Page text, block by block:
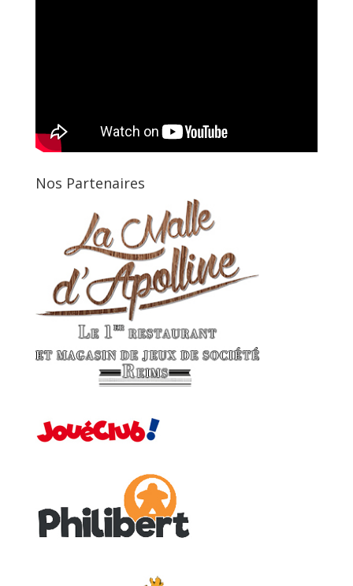
Nos Partenaires